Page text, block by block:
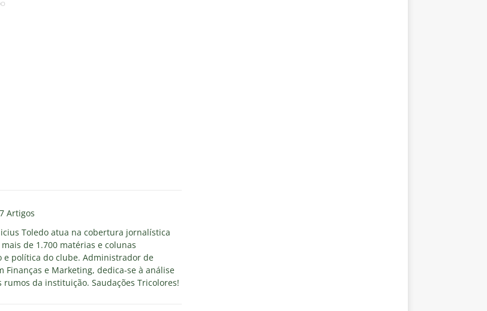
Artigos
Toledo atua na cobertura jornalística
de 1.700 matérias e colunas
e política do clube. Administrador de
Finanças e Marketing, dedica-se à análise
da instituição. Saudações Tricolores!